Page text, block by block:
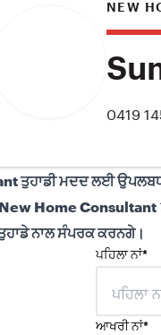
NEW
0419
ਤੁਹਾਡੀ ਮਦਦ ਲਈ
New Home Consultant
ਨਾਲ ਸੰਪਰਕ ਕਰਨਗੇ।
ਪਹਿਲਾ ਨਾਂ*
ਆਖਰੀ ਨਾਂ*